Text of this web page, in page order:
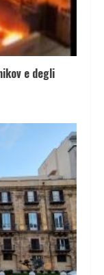
e degli